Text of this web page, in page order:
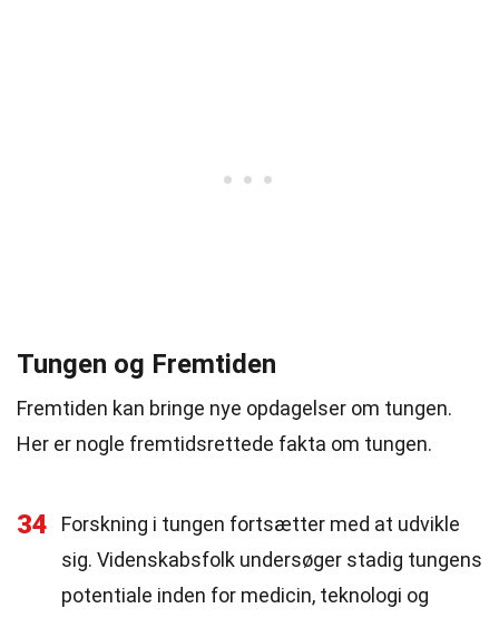
Tungen og Fremtiden
Fremtiden kan bringe nye opdagelser om tungen.
Her er nogle fremtidsrettede fakta om tungen.
34
Forskning i tungen fortsætter med at udvikle
sig. Videnskabsfolk undersøger stadig tungens
potentiale inden for medicin, teknologi og